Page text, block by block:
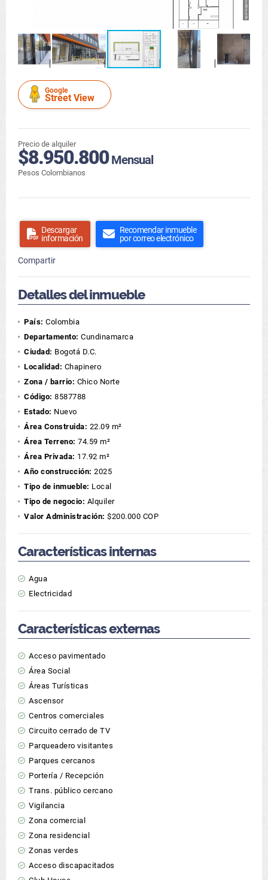
Google
Street View
Precio de alquiler
$8.950.800Mensual
Pesos Colombianos
Descargar
información
Recomendar inmueble
por correo electrónico
Compartir
Detalles del inmueble
País: Colombia
Departamento: Cundinamarca
Ciudad: Bogotá D.C.
Localidad: Chapinero
Zona / barrio: Chico Norte
Código: 8587788
Estado: Nuevo
Área Construida: 22.09 m²
Área Terreno: 74.59 m²
Área Privada: 17.92 m²
Año construcción: 2025
Tipo de inmueble: Local
Tipo de negocio: Alquiler
Valor Administración: $200.000 COP
Características internas
Agua
Electricidad
Características externas
Acceso pavimentado
Área Social
Áreas Turísticas
Ascensor
Centros comerciales
Circuito cerrado de TV
Parqueadero visitantes
Parques cercanos
Portería / Recepción
Trans. público cercano
Vigilancia
Zona comercial
Zona residencial
Zonas verdes
Acceso discapacitados